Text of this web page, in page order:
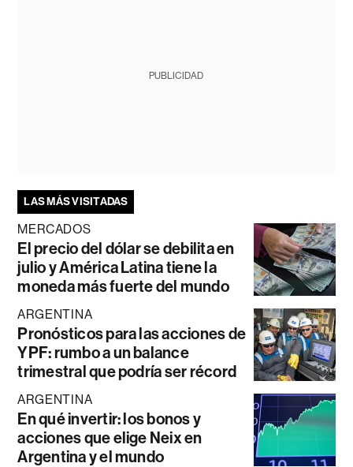
PUBLICIDAD
LAS MÁS VISITADAS
MERCADOS
El precio del dólar se debilita en
julio y América Latina tiene la
moneda más fuerte del mundo
ARGENTINA
Pronósticos para las acciones de
YPF: rumbo a un balance
trimestral que podría ser récord
ARGENTINA
En qué invertir: los bonos y
acciones que elige Neix en
Argentina y el mundo